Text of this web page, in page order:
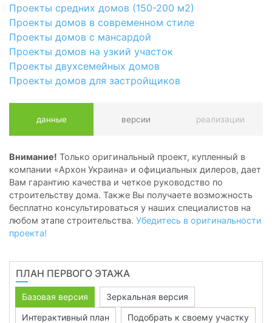
Проекты средних домов (150-200 м2)
Проекты домов в современном стиле
Проекты домов с мансардой
Проекты домов на узкий участок
Проекты двухсемейных домов
Проекты домов для застройщиков
данные версии реализации
Внимание! Только оригинальный проект, купленный в
компании «Архон Украина» и официальных дилеров, дает
Вам гарантию качества и четкое руководство по
строительству дома. Также Вы получаете возможность
бесплатно консультироваться у наших специалистов на
любом этапе строительства. Убедитесь в оригинальности
проекта!
ПЛАН ПЕРВОГО ЭТАЖА
Базовая версия
Зеркальная версия
Интерактивный план
Подобрать к своему участку